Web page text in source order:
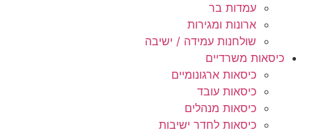
עמדות בר
ארונות ומגירות
שולחנות עמידה / ישיבה
כיסאות משרדיים
כיסאות ארגונומיים
כיסאות עובד
כיסאות מנהלים
כיסאות לחדר ישיבות